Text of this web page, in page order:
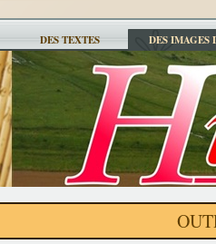
DES TEXTES DES IMAGES